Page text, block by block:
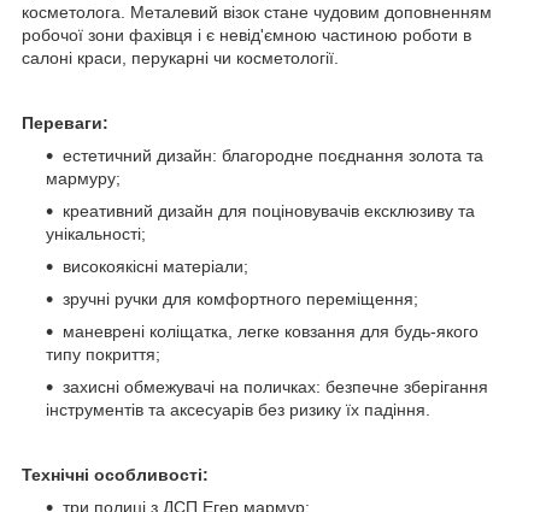
косметолога. Металевий візок стане чудовим доповненням
робочої зони фахівця і є невід'ємною частиною роботи в
салоні краси, перукарні чи косметології.
Переваги:
естетичний дизайн: благородне поєднання золота та
мармуру;
креативний дизайн для поціновувачів ексклюзиву та
унікальності;
високоякісні матеріали;
зручні ручки для комфортного переміщення;
маневрені коліщатка, легке ковзання для будь-якого
типу покриття;
захисні обмежувачі на поличках: безпечне зберігання
інструментів та аксесуарів без ризику їх падіння.
Технічні особливості:
три полиці з ДСП Егер мармур;